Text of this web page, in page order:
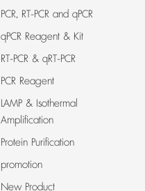
PCR, RT-PCR and qPCR
qPCR Reagent & Kit
RT-PCR & qRT-PCR
PCR Reagent
LAMP & Isothermal
Amplification
Protein Purification
promotion
New Product